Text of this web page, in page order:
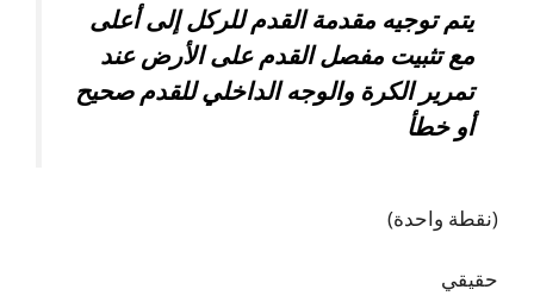
يتم توجيه مقدمة القدم للركل إلى أعلى
مع تثبيت مفصل القدم على الأرض عند
تمرير الكرة والوجه الداخلي للقدم صحيح
أو خطأ
(نقطة واحدة)
حقيقي